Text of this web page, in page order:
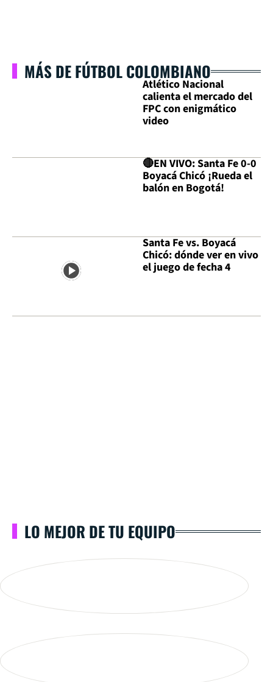
MÁS DE FÚTBOL COLOMBIANO
Atlético Nacional
calienta el mercado del
FPC con enigmático
video
🔴EN VIVO: Santa Fe 0-0
Boyacá Chicó ¡Rueda el
balón en Bogotá!
Santa Fe vs. Boyacá
Chicó: dónde ver en vivo
el juego de fecha 4
LO MEJOR DE TU EQUIPO